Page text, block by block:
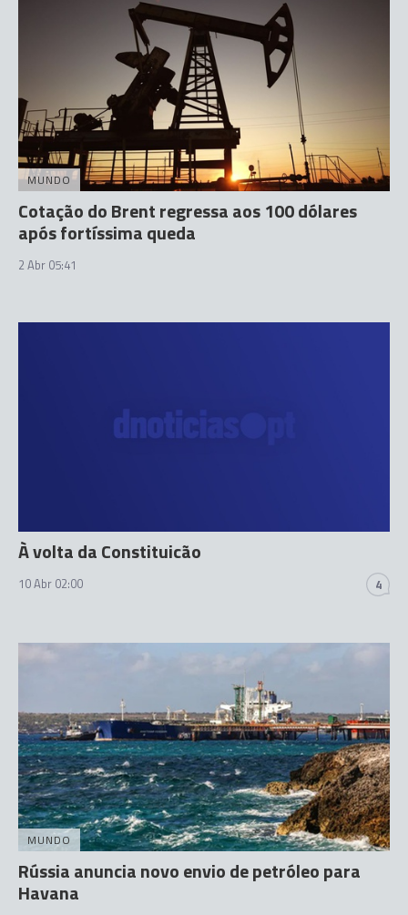
MUNDO
Cotação do Brent regressa aos 100 dólares
após fortíssima queda
2 Abr 05:41
À volta da Constituicão
10 Abr 02:00 4
MUNDO
Rússia anuncia novo envio de petróleo para
Havana